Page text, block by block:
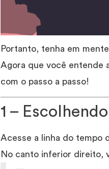
Portanto, tenha em
Agora que você entende
com o passo a passo!
1 –
Acesse a linha do tempo
No canto inferior direito,